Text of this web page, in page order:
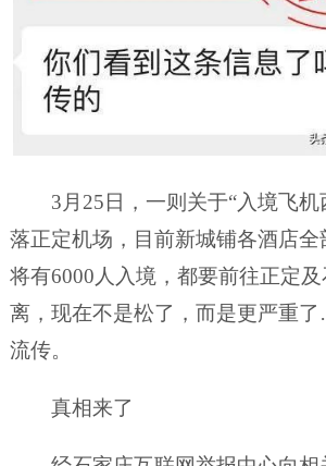
3月25日，一则关于“入境飞
落正定机场，目前新城铺各酒店
将有6000人入境，都要前往正定
离，现在不是松了，而是更严重
流传。
真相来了